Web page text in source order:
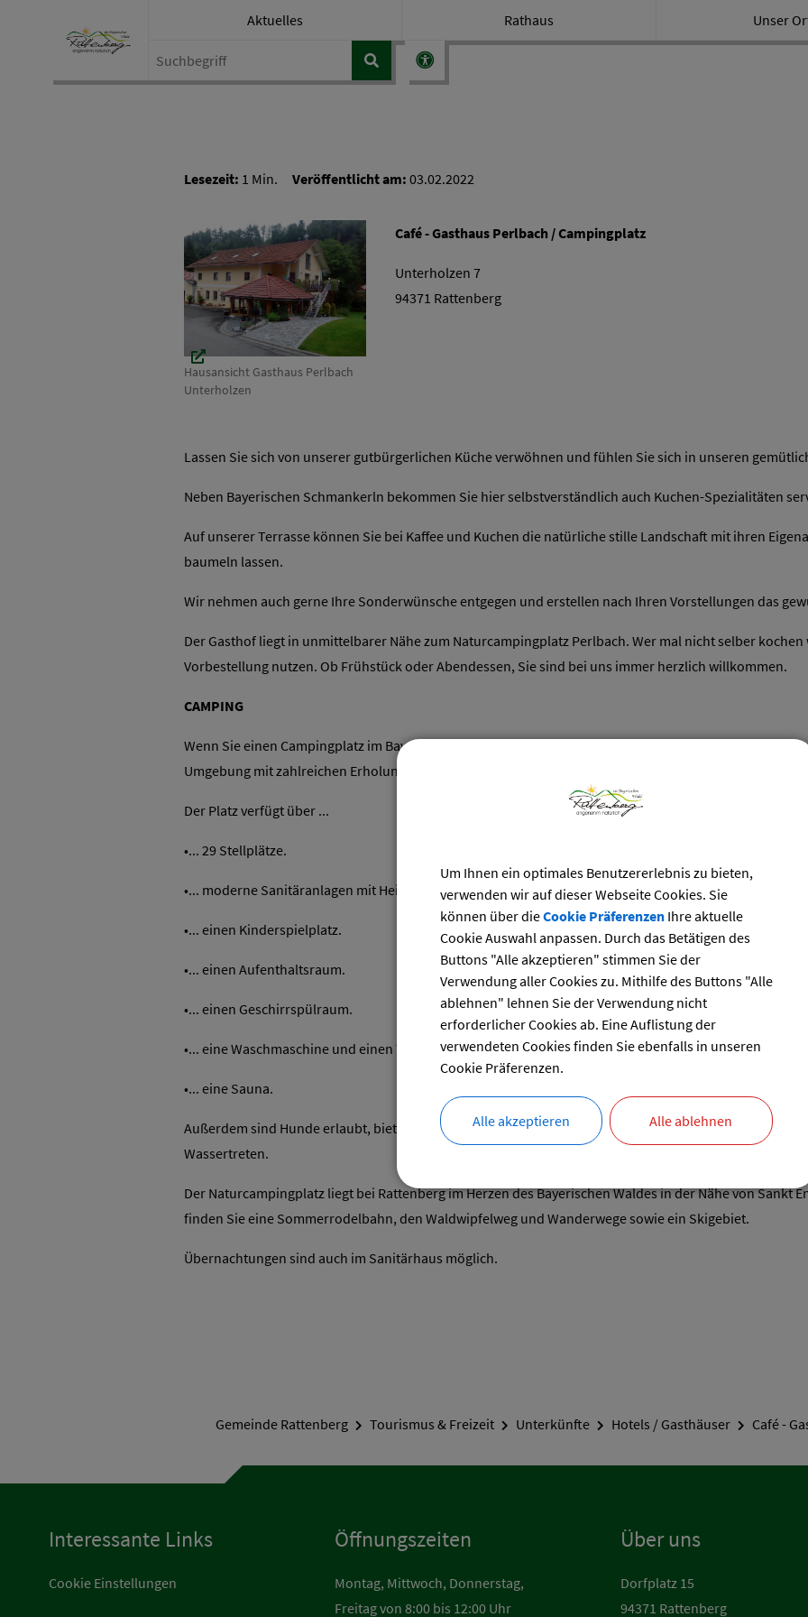
Aktuelles Rathaus Unser
Lesezeit: 1 Min. Veröffentlicht am: 03.02.2022
Hausansicht Gasthaus Perlbach
Unterholzen
Café - Gasthaus Perlbach / Campingplatz
Unterholzen 7
94371 Rattenberg
Lassen Sie sich von unserer gutbürgerlichen Küche verwöhnen und fühlen Sie sich in unseren
Neben Bayerischen Schmankerln bekommen Sie hier selbstverständlich auch Kuchen-Spezialitäten
Auf unserer Terrasse können Sie bei Kaffee und Kuchen die natürliche stille Landschaft mit ihren
baumeln lassen.
Wir nehmen auch gerne Ihre Sonderwünsche entgegen und erstellen nach Ihren Vorstellungen das
Der Gasthof liegt in unmittelbarer Nähe zum Naturcampingplatz Perlbach. Wer mal nicht selber
Vorbestellung nutzen. Ob Frühstück oder Abendessen, Sie sind bei uns immer herzlich willkommen.
CAMPING
Wenn Sie einen Campingplatz im Bayerischen Wald suchen, dann sind Sie bei uns an der richtigen
Umgebung mit zahlreichen Erholungsmöglichkeiten und kurze Wege in den Nationalpark Bayerischer
Der Platz verfügt über ...
•... 29 Stellplätze.
•... moderne Sanitäranlagen mit Heizung (Neubau).
•... einen Kinderspielplatz.
•... einen Aufenthaltsraum.
•... einen Geschirrspülraum.
•... eine Waschmaschine und einen Trockner.
•... eine Sauna.
Außerdem sind Hunde erlaubt, bieten sich in 100 Meter Reitmöglichkeiten mit Kinderbetreuung und
Wassertreten.
Der Naturcampingplatz liegt bei Rattenberg im Herzen des Bayerischen Waldes in der Nähe von Sankt
finden Sie eine Sommerrodelbahn, den Waldwipfelweg und Wanderwege sowie ein Skigebiet.
Übernachtungen sind auch im Sanitärhaus möglich.
Gemeinde Rattenberg Tourismus & Freizeit Unterkünfte Hotels / Gasthäuser Café -
Interessante Links
Cookie Einstellungen
Öffnungszeiten
Montag, Mittwoch, Donnerstag,
Freitag von 8:00 bis 12:00 Uhr
Über uns
Dorfplatz 15
94371 Rattenberg
Um Ihnen ein optimales Benutzererlebnis zu bieten,
verwenden wir auf dieser Webseite Cookies. Sie
können über dieCookie PräferenzenIhre aktuelle
Cookie Auswahl anpassen. Durch das Betätigen des
Buttons "Alle akzeptieren" stimmen Sie der
Verwendung aller Cookies zu. Mithilfe des Buttons "Alle
ablehnen" lehnen Sie der Verwendung nicht
erforderlicher Cookies ab. Eine Auflistung der
verwendeten Cookies finden Sie ebenfalls in unseren
Cookie Präferenzen.
Alle akzeptieren Alle ablehnen